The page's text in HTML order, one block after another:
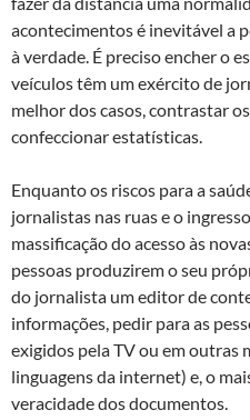
acontecimentos é inevitável a
à verdade. É preciso encher o
veículos têm um exército de
melhor dos casos, contrastar
confeccionar estatísticas.
Enquanto os riscos para a
jornalistas nas ruas e o
massificação do acesso às
pessoas produzirem o seu
do jornalista um editor de
informações, pedir para as
exigidos pela TV ou em outras
linguagens da internet) e, o
veracidade dos documentos.